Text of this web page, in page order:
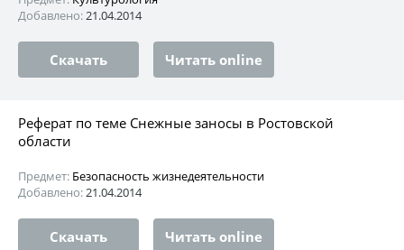
Добавлено:21.04.2014
Скачать Читать online
Реферат по теме Снежные заносы в Ростовской
области
Предмет: Безопасность жизнедеятельности
Добавлено:21.04.2014
Скачать Читать online